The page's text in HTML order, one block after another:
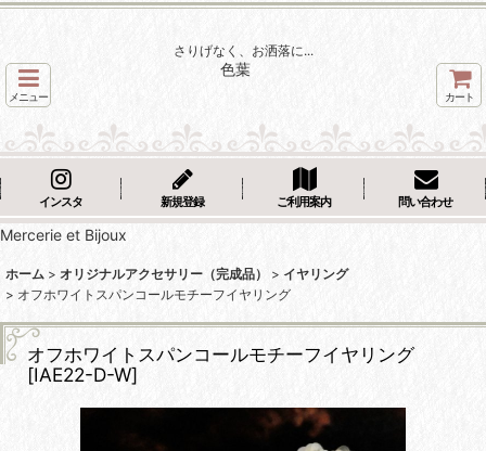
さりげなく、お洒落に...
メニュー
色葉
カート
インスタ 新規登録 ご利用案内 問い合わせ
Mercerie et Bijoux
ホーム > オリジナルアクセサリー（完成品） > イヤリング
> オフホワイトスパンコールモチーフイヤリング
オフホワイトスパンコールモチーフイヤリング
[IAE22-D-W]